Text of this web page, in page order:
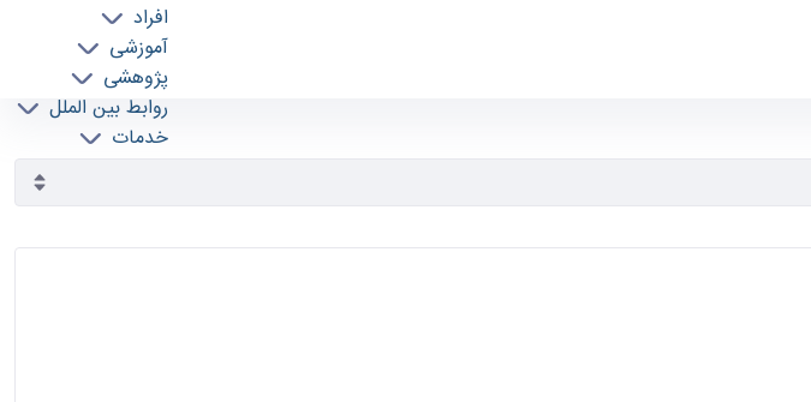
افراد
آموزشی
پژوهشی
روابط بین الملل
خدمات